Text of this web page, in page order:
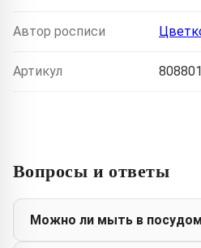
Автор росписи
Артикул
Вопросы и ответы
Можно ли мыть в